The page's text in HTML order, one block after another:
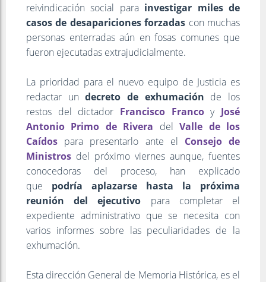
reivindicación social para investigar miles de
casos de desapariciones forzadas con muchas
personas enterradas aún en fosas comunes que
fueron ejecutadas extrajudicialmente.
La prioridad para el nuevo equipo de Justicia es
redactar undecreto de exhumación de los
restos del dictador Francisco Francoy José
Antonio Primo de Rivera delValle de los
Caídos para presentarlo ante el Consejo de
Ministros del próximo viernes aunque, fuentes
conocedoras del proceso, han explicado
que podría aplazarse hasta la próxima
reunión del ejecutivo para completar el
expediente administrativo que se necesita con
varios informes sobre las peculiaridades de la
exhumación.
Esta dirección General de Memoria Histórica, es el